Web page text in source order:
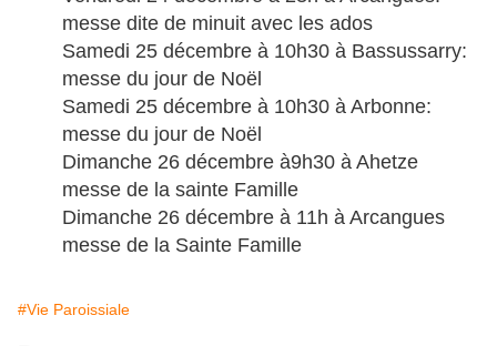
messe dite de minuit avec les ados
Samedi 25 décembre à 10h30 à Bassussarry:
messe du jour de Noël
Samedi 25 décembre à 10h30 à Arbonne:
messe du jour de Noël
Dimanche 26 décembre à9h30 à Ahetze
messe de la sainte Famille
Dimanche 26 décembre à 11h à Arcangues
messe de la Sainte Famille
#Vie Paroissiale